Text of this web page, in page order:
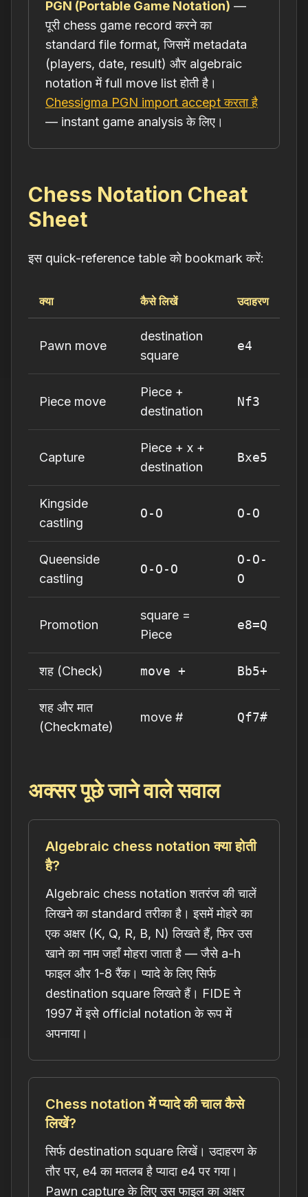
PGN (Portable Game Notation) —
पूरी chess game record करने का
standard file format, जिसमें metadata
(players, date, result) और algebraic
notation में full move list होती है।
Chessigma PGN import accept करता है
— instant game analysis के लिए।
Chess Notation Cheat
Sheet
इस quick-reference table को bookmark करें:
क्या कैसे लिखें उदाहरण
Pawn move
destination
square
e4
Piece move
Piece +
destination
Nf3
Capture
Piece + x +
destination
Bxe5
Kingside
castling
O-O O-O
Queenside
castling
O-O-O
O-O-
O
Promotion
square =
Piece
e8=Q
शह (Check) move + Bb5+
शह और मात
(Checkmate)
move # Qf7#
अक्सर पूछे जाने वाले सवाल
Algebraic chess notation क्या होती
है?
Algebraic chess notation शतरंज की चालें
लिखने का standard तरीका है। इसमें मोहरे का
एक अक्षर (K, Q, R, B, N) लिखते हैं, फिर उस
खाने का नाम जहाँ मोहरा जाता है — जैसे a-h
फाइल और 1-8 रैंक। प्यादे के लिए सिर्फ
destination square लिखते हैं। FIDE ने
1997 में इसे official notation के रूप में
अपनाया।
Chess notation में प्यादे की चाल कैसे
लिखें?
सिर्फ destination square लिखें। उदाहरण के
तौर पर, e4 का मतलब है प्यादा e4 पर गया।
Pawn capture के लिए उस फाइल का अक्षर